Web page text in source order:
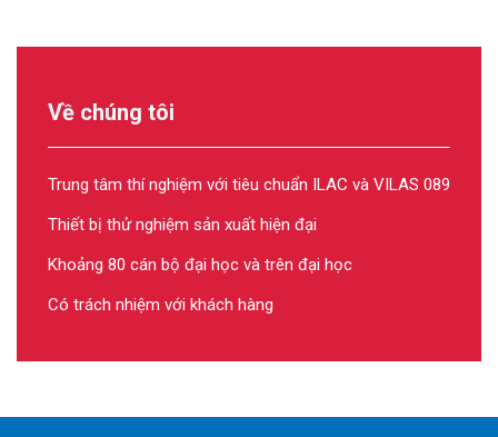
Về chúng tôi
Trung tâm thí nghiệm với tiêu chuẩn ILAC và VILAS 089
Thiết bị thử nghiệm sản xuất hiện đại
Khoảng 80 cán bộ đại học và trên đại học
Có trách nhiệm với khách hàng